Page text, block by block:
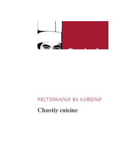
РЕСТОРАНЛАР ВА КАФЕЛАР
Chustiy cuisine